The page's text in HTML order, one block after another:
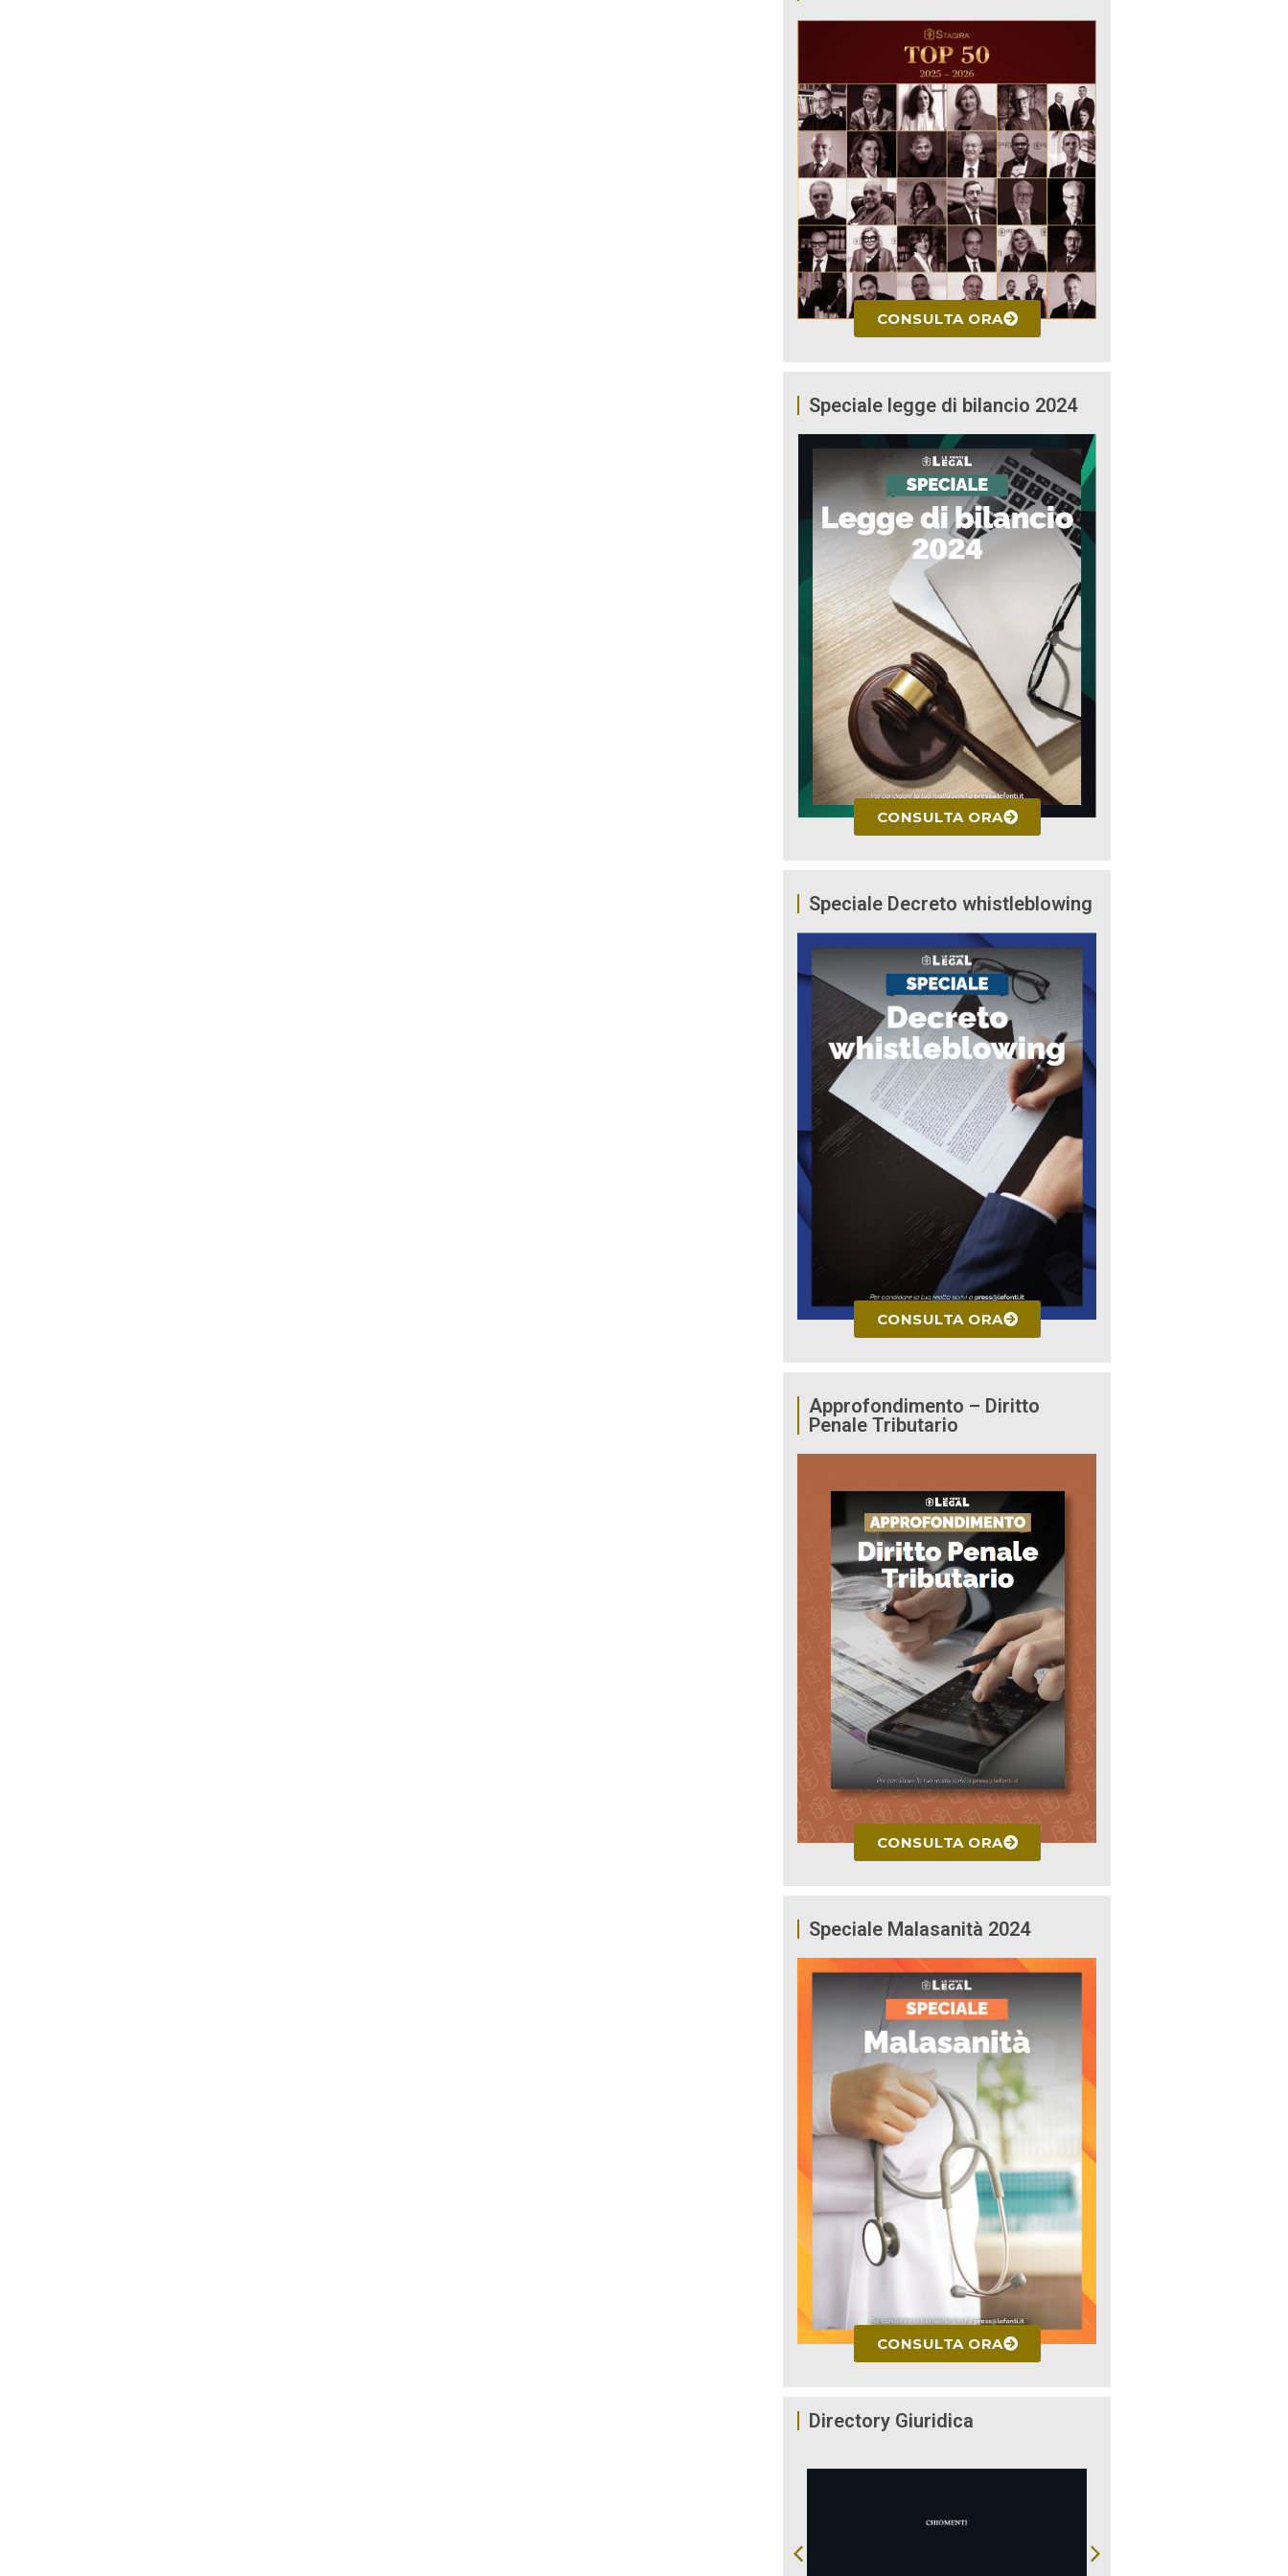
CONSULTA ORA
Speciale legge di bilancio 2024
CONSULTA ORA
Speciale Decreto whistleblowing
CONSULTA ORA
Approfondimento – Diritto
Penale Tributario
CONSULTA ORA
Speciale Malasanità 2024
CONSULTA ORA
Directory Giuridica